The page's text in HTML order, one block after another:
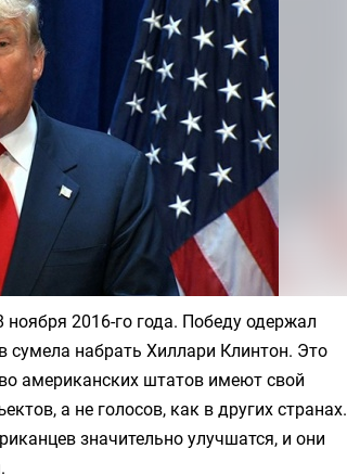
2016-го года. Победу одержал
набрать Хиллари Клинтон. Это
американских штатов имеют свой
а не голосов, как в других странах.
значительно улучшатся, и они